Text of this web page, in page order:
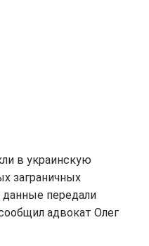
в украинскую
заграничных
данные передали
адвокат Олег